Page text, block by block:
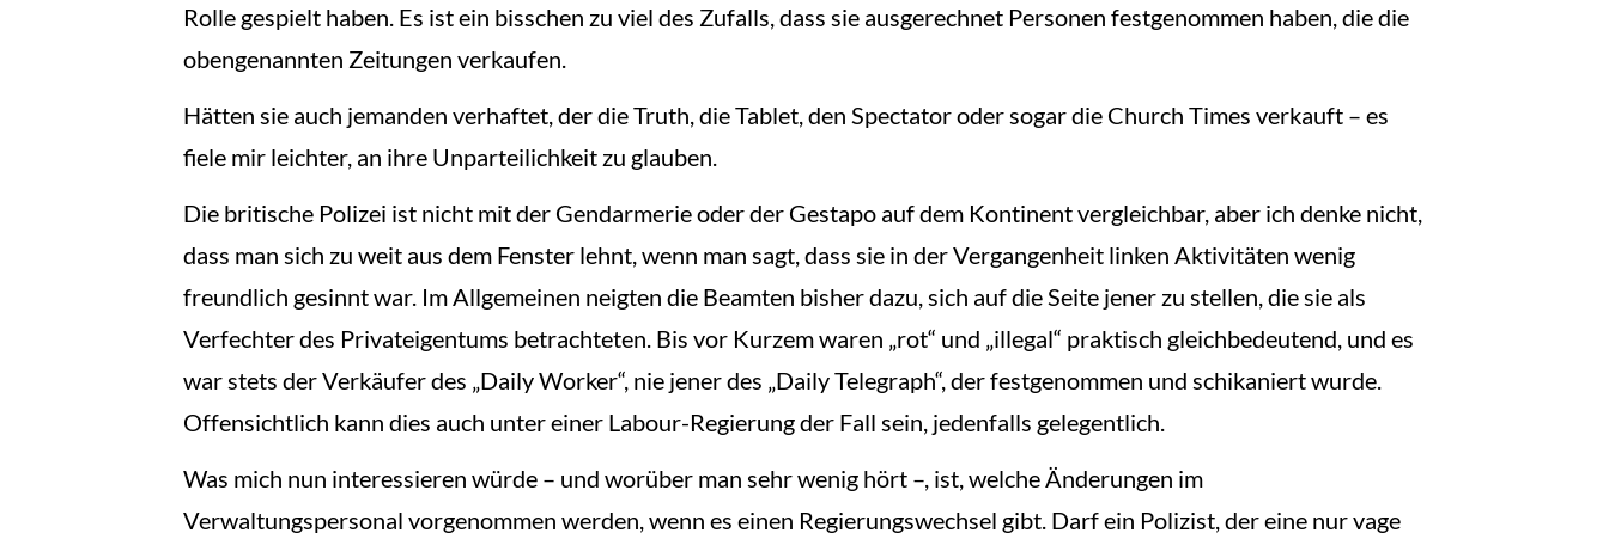
Rolle gespielt haben. Es ist ein bisschen zu viel des Zufalls, dass sie ausgerechnet Personen festgenommen haben, die die
obengenannten Zeitungen verkaufen.
Hätten sie auch jemanden verhaftet, der die Truth, die Tablet, den Spectator oder sogar die Church Times verkauft – es
fiele mir leichter, an ihre Unparteilichkeit zu glauben.
Die britische Polizei ist nicht mit der Gendarmerie oder der Gestapo auf dem Kontinent vergleichbar, aber ich denke nicht,
dass man sich zu weit aus dem Fenster lehnt, wenn man sagt, dass sie in der Vergangenheit linken Aktivitäten wenig
freundlich gesinnt war. Im Allgemeinen neigten die Beamten bisher dazu, sich auf die Seite jener zu stellen, die sie als
Verfechter des Privateigentums betrachteten. Bis vor Kurzem waren „rot“ und „illegal“ praktisch gleichbedeutend, und es
war stets der Verkäufer des „Daily Worker“, nie jener des „Daily Telegraph“, der festgenommen und schikaniert wurde.
Offensichtlich kann dies auch unter einer Labour-Regierung der Fall sein, jedenfalls gelegentlich.
Was mich nun interessieren würde – und worüber man sehr wenig hört –, ist, welche Änderungen im
Verwaltungspersonal vorgenommen werden, wenn es einen Regierungswechsel gibt. Darf ein Polizist, der eine nur vage